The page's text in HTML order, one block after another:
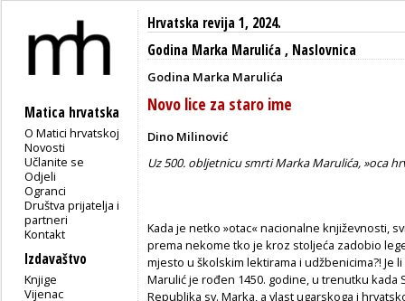
Matica hrvatska
O Matici hrvatskoj
Novosti
Učlanite se
Odjeli
Ogranci
Društva prijatelja i
partneri
Kontakt
Izdavaštvo
Knjige
Vijenac
Hrvatska revija 1, 2024.
Godina Marka Marulića , Naslovnica
Godina Marka Marulića
Novo lice za staro ime
Dino Milinović
Uz 500. obljetnicu smrti Marka Marulića, »oca
Kada je netko »otac« nacionalne književnosti,
prema nekome tko je kroz stoljeća zadobio
mjesto u školskim lektirama i udžbenicima?! Je
Marulić je rođen 1450. godine, u trenutku
Republika sv. Marka, a vlast ugarskoga i